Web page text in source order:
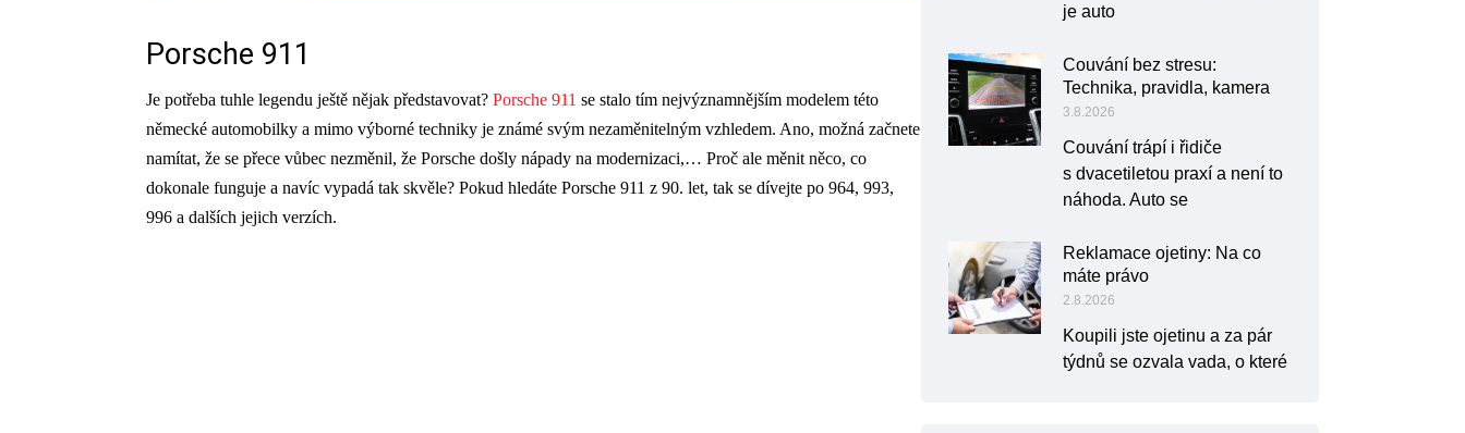
Porsche 911
Je potřeba tuhle legendu ještě nějak představovat? Porsche 911 se stalo tím nejvýznamnějším modelem této
německé automobilky a mimo výborné techniky je známé svým nezaměnitelným vzhledem. Ano, možná začnete
namítat, že se přece vůbec nezměnil, že Porsche došly nápady na modernizaci,… Proč ale měnit něco, co
dokonale funguje a navíc vypadá tak skvěle? Pokud hledáte Porsche 911 z 90. let, tak se dívejte po 964, 993,
996 a dalších jejich verzích.
je auto
Couvání bez stresu:
Technika, pravidla, kamera
3.8.2026
Couvání trápí i řidiče
s dvacetiletou praxí a není to
náhoda. Auto se
Reklamace ojetiny: Na co
máte právo
2.8.2026
Koupili jste ojetinu a za pár
týdnů se ozvala vada, o které